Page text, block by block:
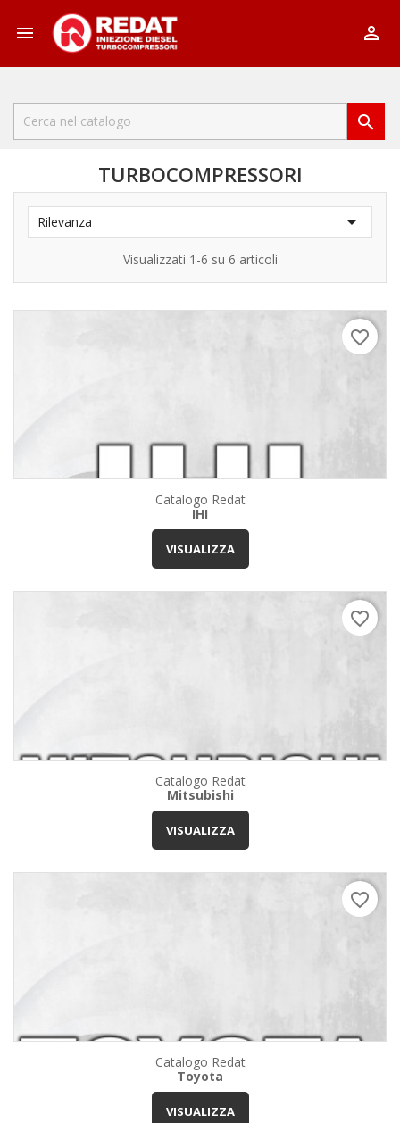
 

TURBOCOMPRESSORI
Rilevanza 
Visualizzati 1-6 su 6 articoli
Catalogo Redat
IHI
VISUALIZZA
favorite_border
Catalogo Redat
Mitsubishi
VISUALIZZA
favorite_border
Catalogo Redat
Toyota
VISUALIZZA
favorite_border